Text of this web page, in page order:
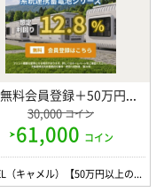
新規無料会員登録＋50万円以上投資完了 で
30,000コイン
61,000 コイン
CAMEL（キャメル）【50万円以上の投資】